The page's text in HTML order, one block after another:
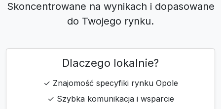
Skoncentrowane na wynikach i dopasowane
do Twojego rynku.
Dlaczego lokalnie?
✓ Znajomość specyfiki rynku Opole
✓ Szybka komunikacja i wsparcie